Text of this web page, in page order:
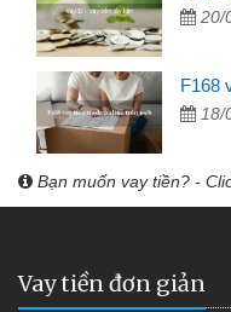
20/
F168
Bạn muốn vay tiền? -
Vay tiền đơn giản